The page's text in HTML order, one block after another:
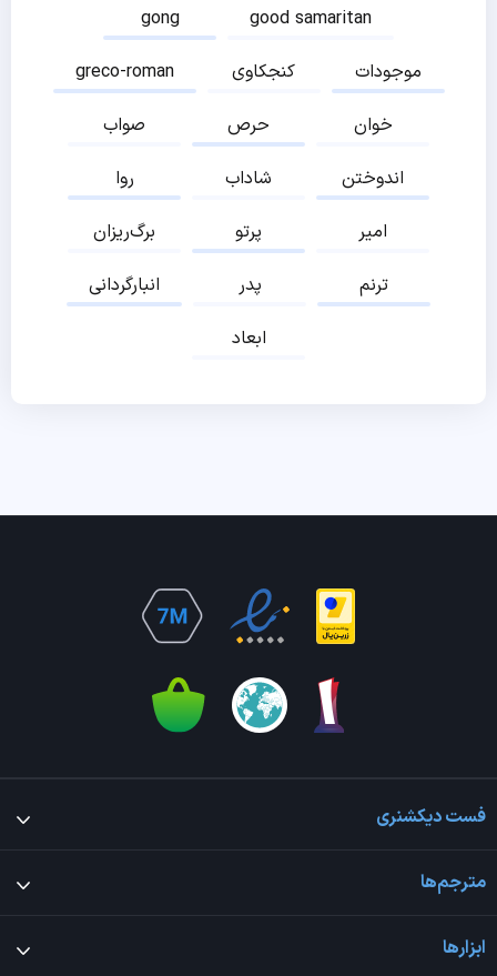
gong
good samaritan
greco-roman
کنجکاوی
موجودات
صواب
حرص
خوان
روا
شاداب
اندوختن
برگ‌ریزان
پرتو
امیر
انبارگردانی
پدر
ترنم
ابعاد
فست دیکشنری
مترجم‌ها
ابزارها